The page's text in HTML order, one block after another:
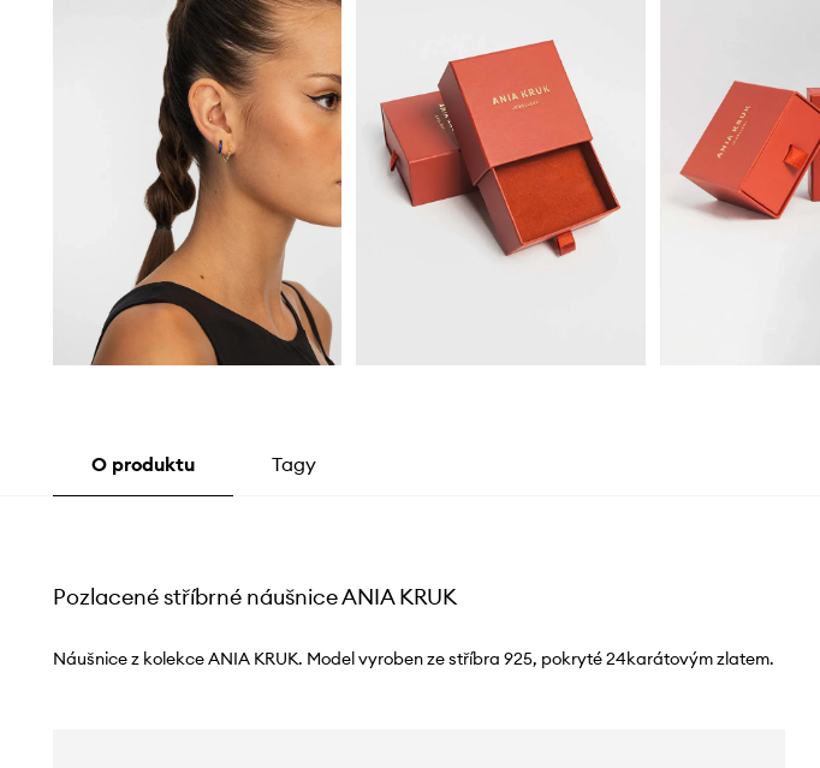
O produktu Tagy
Pozlacené stříbrné náušnice ANIA KRUK
Náušnice z kolekce ANIA KRUK. Model vyroben ze stříbra 925, pokryté 24karátovým zlatem.